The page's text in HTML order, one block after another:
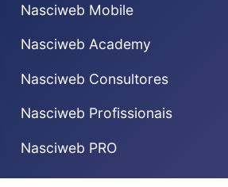
Nasciweb Mobile
Nasciweb Academy
Nasciweb Consultores
Nasciweb Profissionais
Nasciweb PRO